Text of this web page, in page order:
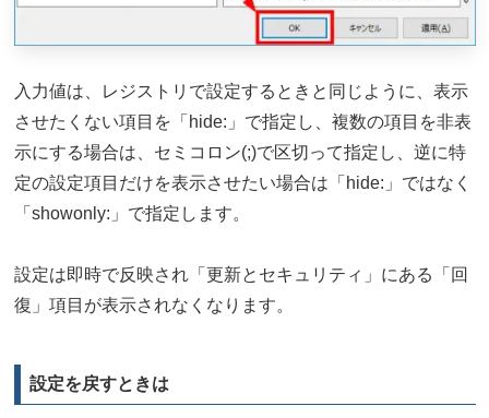
入力値は、レジストリで設定するときと同じように、表示
させたくない項目を「hide:」で指定し、複数の項目を非表
示にする場合は、セミコロン(;)で区切って指定し、逆に特
定の設定項目だけを表示させたい場合は「hide:」ではなく
「showonly:」で指定します。
設定は即時で反映され「更新とセキュリティ」にある「回
復」項目が表示されなくなります。
設定を戻すときは